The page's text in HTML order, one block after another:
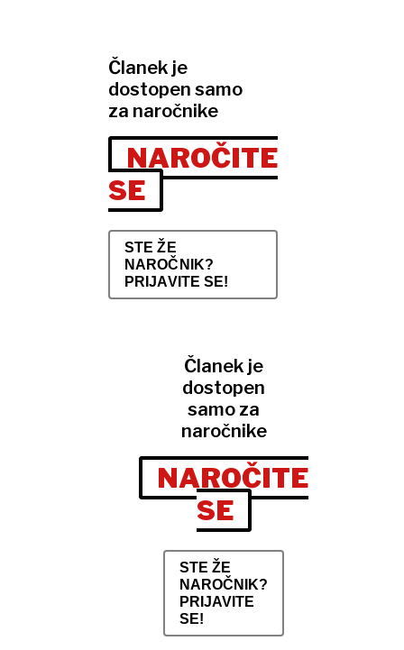
Članek je
dostopen samo
za naročnike
NAROČITE
SE
STE ŽE
NAROČNIK?
PRIJAVITE SE!
Članek je
dostopen
samo za
naročnike
NAROČITE
SE
STE ŽE
NAROČNIK?
PRIJAVITE
SE!